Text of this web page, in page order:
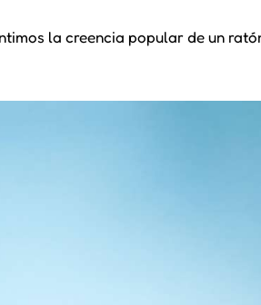
la creencia popular de un